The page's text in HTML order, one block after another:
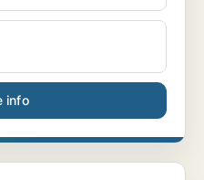
info